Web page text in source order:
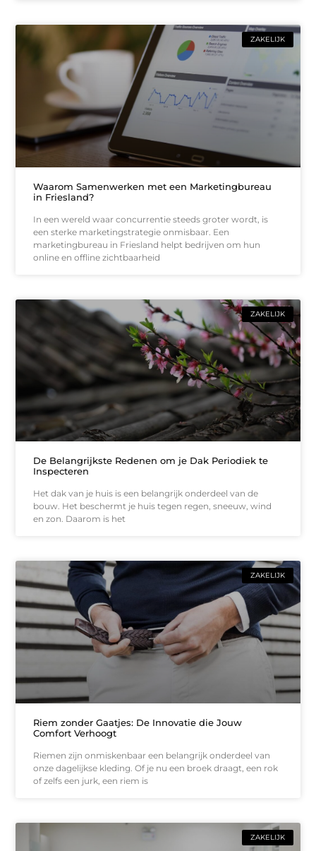
ZAKELIJK
Waarom Samenwerken met een Marketingbureau
in Friesland?
In een wereld waar concurrentie steeds groter wordt, is
een sterke marketingstrategie onmisbaar. Een
marketingbureau in Friesland helpt bedrijven om hun
online en offline zichtbaarheid
ZAKELIJK
De Belangrijkste Redenen om je Dak Periodiek te
Inspecteren
Het dak van je huis is een belangrijk onderdeel van de
bouw. Het beschermt je huis tegen regen, sneeuw, wind
en zon. Daarom is het
ZAKELIJK
Riem zonder Gaatjes: De Innovatie die Jouw
Comfort Verhoogt
Riemen zijn onmiskenbaar een belangrijk onderdeel van
onze dagelijkse kleding. Of je nu een broek draagt, een rok
of zelfs een jurk, een riem is
ZAKELIJK